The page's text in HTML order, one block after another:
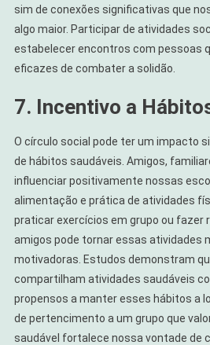
sim de conexões significativas que
algo maior. Participar de atividades
estabelecer encontros com pessoas
eficazes de combater a solidão.
7. Incentivo a
O círculo social pode ter um impacto
de hábitos saudáveis. Amigos,
influenciar positivamente nossas
alimentação e prática de atividades
praticar exercícios em grupo ou fazer
amigos pode tornar essas atividades
motivadoras. Estudos demonstram
compartilham atividades saudáveis
propensos a manter esses hábitos a
de pertencimento a um grupo que
saudável fortalece nossa vontade de